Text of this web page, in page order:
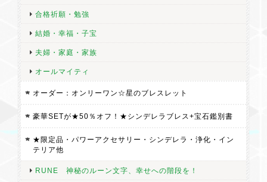
合格祈願・勉強
結婚・幸福・子宝
夫婦・家庭・家族
オールマイティ
オーダー：オンリーワン☆星のブレスレット
豪華SETが★50％オフ！★シンデレラブレス+宝石鑑別書
★限定品・パワーアクセサリー・シンデレラ・浄化・イン
テリア他
RUNE 神秘のルーン文字、幸せへの階段を！